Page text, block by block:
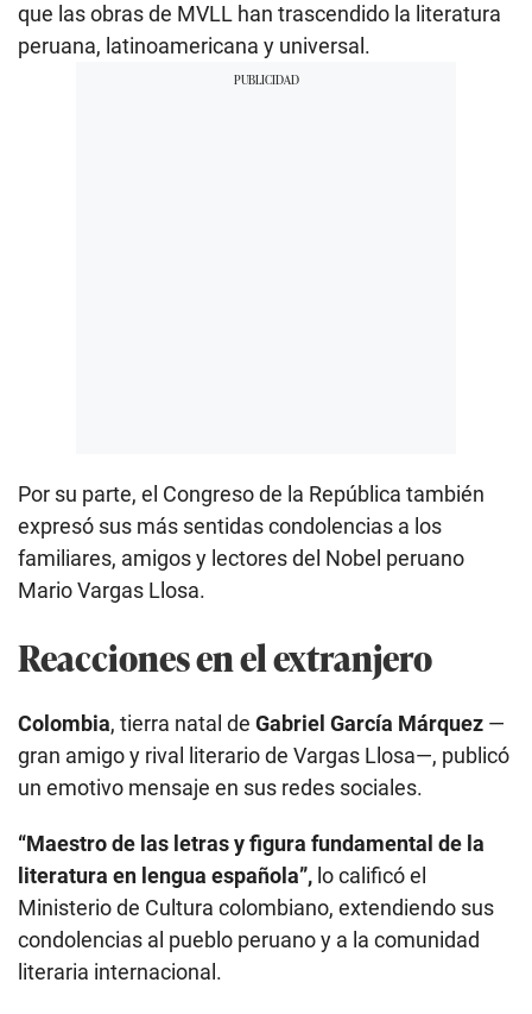
que las obras de MVLL han trascendido la literatura
peruana, latinoamericana y universal.
Por su parte, el Congreso de la República también
expresó sus más sentidas condolencias a los
familiares, amigos y lectores del Nobel peruano
Mario Vargas Llosa.
Reacciones en el extranjero
Colombia, tierra natal de Gabriel García Márquez —
gran amigo y rival literario de Vargas Llosa—, publicó
un emotivo mensaje en sus redes sociales.
“Maestro de las letras y figura fundamental de la
literatura en lengua española”, lo calificó el
Ministerio de Cultura colombiano, extendiendo sus
condolencias al pueblo peruano y a la comunidad
literaria internacional.